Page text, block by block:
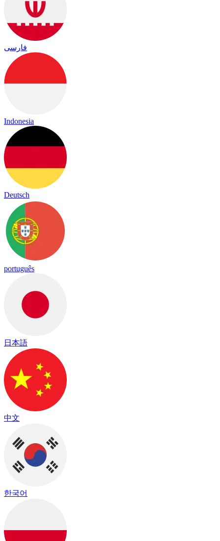
فارسی
Indonesia
Deutsch
português
日本語
中文
한국어